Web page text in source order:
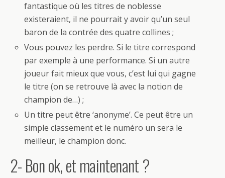
fantastique où les titres de noblesse
existeraient, il ne pourrait y avoir qu’un seul
baron de la contrée des quatre collines ;
Vous pouvez les perdre. Si le titre correspond
par exemple à une performance. Si un autre
joueur fait mieux que vous, c’est lui qui gagne
le titre (on se retrouve là avec la notion de
champion de…) ;
Un titre peut être ‘anonyme’. Ce peut être un
simple classement et le numéro un sera le
meilleur, le champion donc.
2- Bon ok, et maintenant ?